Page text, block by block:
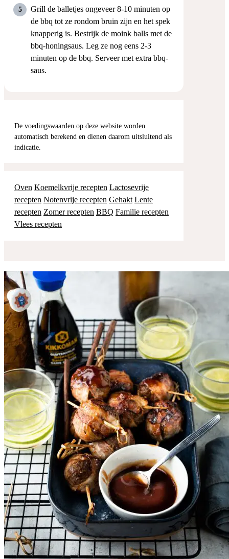
Grill de balletjes ongeveer 8-10 minuten op
de bbq tot ze rondom bruin zijn en het spek
knapperig is. Bestrijk de moink balls met de
bbq-honingsaus. Leg ze nog eens 2-3
minuten op de bbq. Serveer met extra bbq-
saus.
De voedingswaarden op deze website worden
automatisch berekend en dienen daarom uitsluitend als
indicatie.
Oven Koemelkvrije recepten Lactosevrije
recepten Notenvrije recepten Gehakt Lente
recepten Zomer recepten BBQ Familie recepten
Vlees recepten